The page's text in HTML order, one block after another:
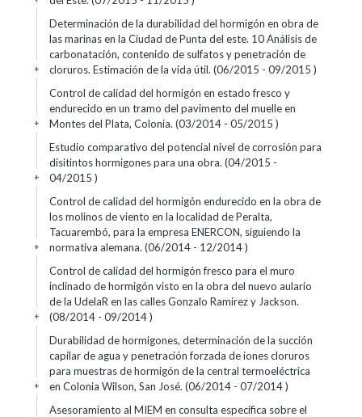
Determinación de la durabilidad del hormigón en obra de
las marinas en la Ciudad de Punta del este. 10 Análisis de
carbonatación, contenido de sulfatos y penetración de
cloruros. Estimación de la vida útil. (06/2015 - 09/2015 )
+
Control de calidad del hormigón en estado fresco y
endurecido en un tramo del pavimento del muelle en
Montes del Plata, Colonia. (03/2014 - 05/2015 )
+
Estudio comparativo del potencial nivel de corrosión para
disitintos hormigones para una obra. (04/2015 -
04/2015 )
+
Control de calidad del hormigón endurecido en la obra de
los molinos de viento en la localidad de Peralta,
Tacuarembó, para la empresa ENERCON, siguiendo la
normativa alemana. (06/2014 - 12/2014 )
+
Control de calidad del hormigón fresco para el muro
inclinado de hormigón visto en la obra del nuevo aulario
de la UdelaR en las calles Gonzalo Ramírez y Jackson.
(08/2014 - 09/2014 )
+
Durabilidad de hormigones, determinación de la succión
capilar de agua y penetración forzada de iones cloruros
para muestras de hormigón de la central termoeléctrica
en Colonia Wilson, San José. (06/2014 - 07/2014 )
+
Asesoramiento al MIEM en consulta específica sobre el